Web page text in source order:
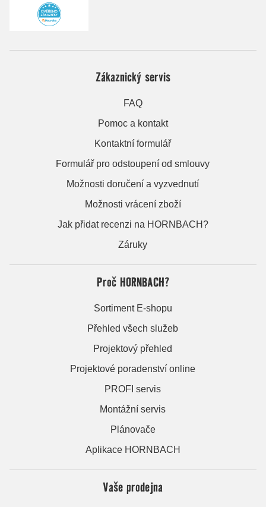
Zákaznický servis
FAQ
Pomoc a kontakt
Kontaktní formulář
Formulář pro odstoupení od smlouvy
Možnosti doručení a vyzvednutí
Možnosti vrácení zboží
Jak přidat recenzi na HORNBACH?
Záruky
Proč HORNBACH?
Sortiment E-shopu
Přehled všech služeb
Projektový přehled
Projektové poradenství online
PROFI servis
Montážní servis
Plánovače
Aplikace HORNBACH
Vaše prodejna